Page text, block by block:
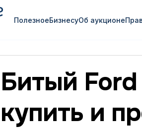
ПолезноеБизнесуОб аукционе
Битый
купить и